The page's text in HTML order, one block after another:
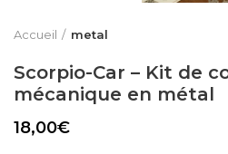
Accueil metal
Scorpio-Сar – Kit de
mécanique en métal
18,00€